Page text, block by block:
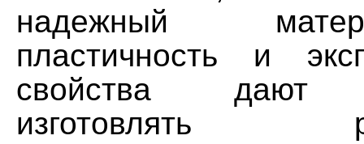
надежный
пластичность и
свойства
дают
изготовлять